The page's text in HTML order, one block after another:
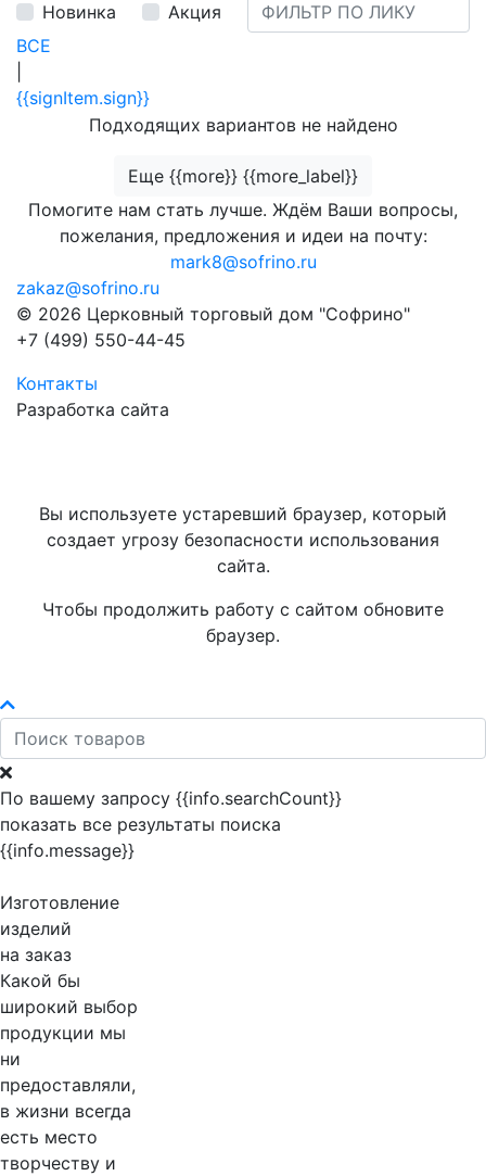
Новинка
Акция
ВСЕ
{{signItem.sign}}
Подходящих вариантов не найдено
Еще {{more}} {{more_label}}
Помогите нам стать лучше. Ждём Ваши вопросы,
пожелания, предложения и идеи на почту:
mark8@sofrino.ru
zakaz@sofrino.ru
© 2026 Церковный торговый дом "Софрино"
+7 (499) 550-44-45
Контакты
Разработка сайта
Вы используете устаревший браузер, который
создает угрозу безопасности использования
сайта.
Чтобы продолжить работу с сайтом обновите
браузер.
По вашему запросу {{info.searchCount}}
показать все результаты поиска
{{info.message}}
Изготовление
изделий
на заказ
Какой бы
широкий выбор
продукции мы
ни
предоставляли,
в жизни всегда
есть место
творчеству и